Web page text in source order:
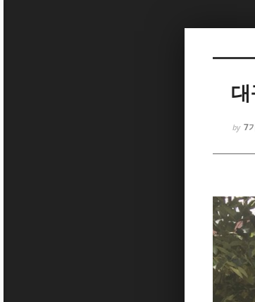
by 7
Sketchbook5, 스케치북5
Sketchbook5, 스케치북5